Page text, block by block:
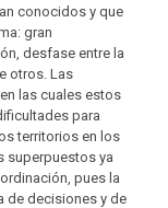
conocidos y que
gran
desfase entre la
otros. Las
las cuales estos
para
territorios en los
superpuestos ya
pues la
de decisiones y de